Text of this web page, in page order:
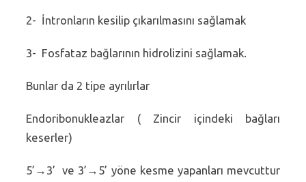
2- İntronların kesilip çıkarılmasını sağlamak
3- Fosfataz bağlarının hidrolizini sağlamak.
Bunlar da 2 tipe ayrılırlar
Endoribonukleazlar ( Zincir içindeki bağları
keserler)
5’→3’ ve 3’→5’ yöne kesme yapanları mevcuttur